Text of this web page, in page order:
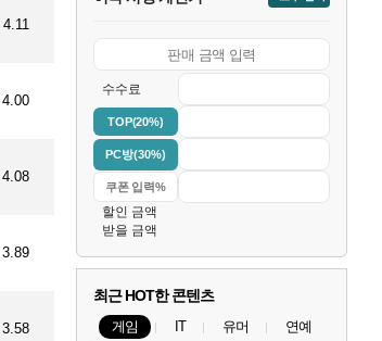
4.11
4.00
4.08
3.89
3.58
수수료
TOP(20%)
PC방(30%)
할인 금액
받을 금액
최근 HOT한 콘텐츠
게임 IT 유머 연예